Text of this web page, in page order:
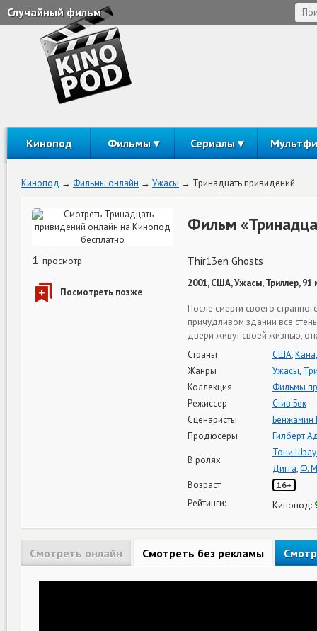
Случайный фильм
Кинопод Фильмы Сериалы
Кинопод Фильмы онлайн Ужасы Тринадцать привидений
1 просмотр
Фильм
Thir13en Ghosts
2001, США, Ужасы, Триллер, 91
После смерти своего
причудливом здании все
двери живут своей жизнью,
Страны
США,
Жанры
Ужасы,
Коллекция
Фильмы
Режиссер
Стив Бек
Сценаристы
Бенжамин
Продюсеры
Гилберт
В ролях
Тони
Дигга,Ф.
Возраст
16+
Рейтинги: Кинопод:
Смотреть онлайн Смотреть без рекламы